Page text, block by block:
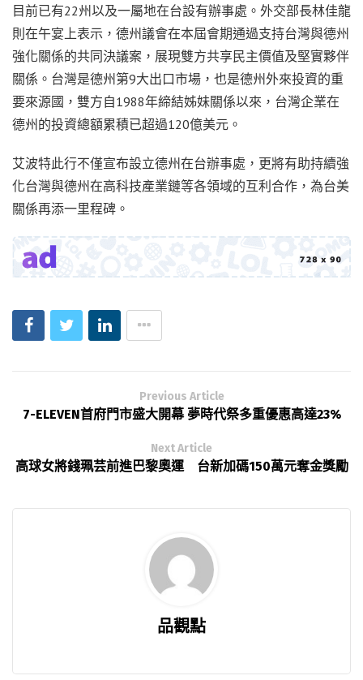
目前已有22州以及一屬地在台設有辦事處。外交部長林佳龍
則在午宴上表示，德州議會在本屆會期通過支持台灣與德州
強化關係的共同決議案，展現雙方共享民主價值及堅實夥伴
關係。台灣是德州第9大出口市場，也是德州外來投資的重
要來源國，雙方自1988年締結姊妹關係以來，台灣企業在
德州的投資總額累積已超過120億美元。
艾波特此行不僅宣布設立德州在台辦事處，更將有助持續強
化台灣與德州在高科技產業鏈等各領域的互利合作，為台美
關係再添一里程碑。
Previous Article
7-ELEVEN首府門市盛大開幕 夢時代祭多重優惠高達23%
Next Article
高球女將錢珮芸前進巴黎奧運 台新加碼150萬元奪金獎勵
品觀點